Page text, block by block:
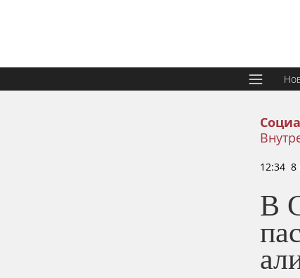
12:34 8
В